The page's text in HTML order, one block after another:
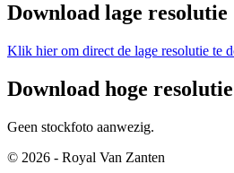
Download lage resolutie
Klik hier om direct de lage resolutie te
Download hoge resolutie
Geen stockfoto aanwezig.
© 2026 - Royal Van Zanten